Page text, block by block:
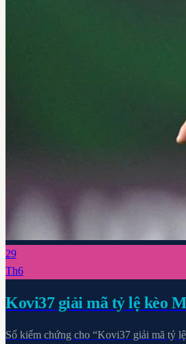
29
Th6
Kovi37 giải mã tỷ lệ kèo
Sổ kiểm chứng cho “Kovi37 giải mã tỷ